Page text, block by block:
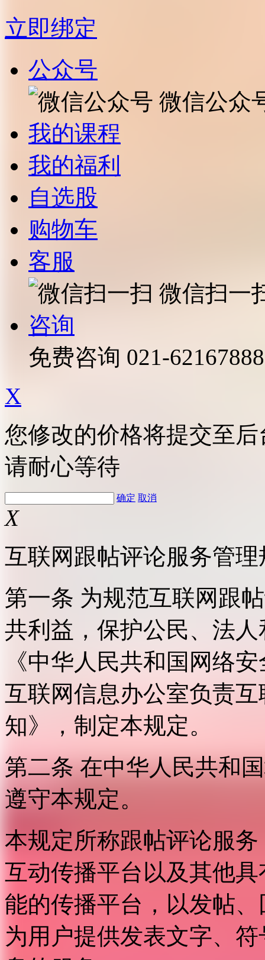
立即绑定
公众号
微信公众
我的课程
我的福利
自选股
购物车
客服
微信扫一
咨询
免费咨询 021-62167888
X
您修改的价格将提交至
请耐心等待
确定 取消
X
互联网跟帖评论服务管理
第一条 为规范互联网跟
共利益，保护公民、法
《中华人民共和国网络
互联网信息办公室负责
知》，制定本规定。
第二条 在中华人民共和
遵守本规定。
本规定所称跟帖评论服
互动传播平台以及其他
能的传播平台，以发帖
为用户提供发表文字、